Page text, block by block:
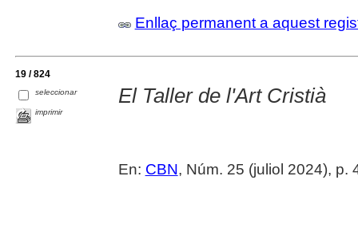
Enllaç permanent a aquest
19 / 824
seleccionar
imprimir
El Taller de l'Art Cristià
En: CBN, Núm. 25 (juliol 2024), p.